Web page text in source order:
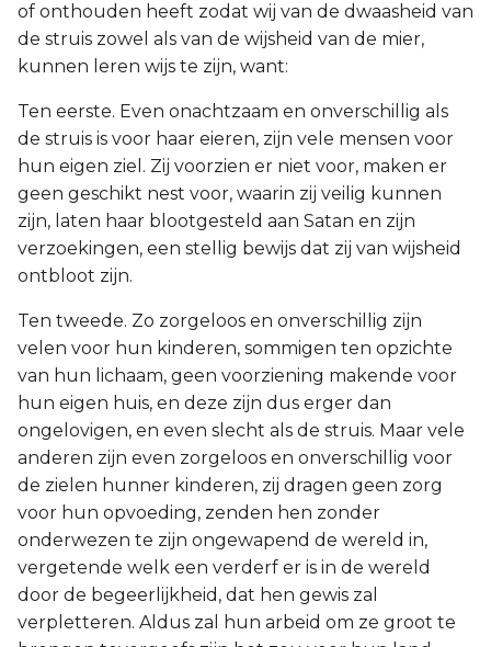
of onthouden heeft zodat wij van de dwaasheid van
de struis zowel als van de wijsheid van de mier,
kunnen leren wijs te zijn, want:
Ten eerste. Even onachtzaam en onverschillig als
de struis is voor haar eieren, zijn vele mensen voor
hun eigen ziel. Zij voorzien er niet voor, maken er
geen geschikt nest voor, waarin zij veilig kunnen
zijn, laten haar blootgesteld aan Satan en zijn
verzoekingen, een stellig bewijs dat zij van wijsheid
ontbloot zijn.
Ten tweede. Zo zorgeloos en onverschillig zijn
velen voor hun kinderen, sommigen ten opzichte
van hun lichaam, geen voorziening makende voor
hun eigen huis, en deze zijn dus erger dan
ongelovigen, en even slecht als de struis. Maar vele
anderen zijn even zorgeloos en onverschillig voor
de zielen hunner kinderen, zij dragen geen zorg
voor hun opvoeding, zenden hen zonder
onderwezen te zijn ongewapend de wereld in,
vergetende welk een verderf er is in de wereld
door de begeerlijkheid, dat hen gewis zal
verpletteren. Aldus zal hun arbeid om ze groot te